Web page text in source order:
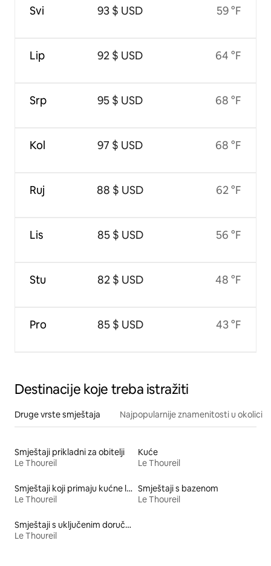
Svi
Lip
Srp
Kol
Ruj
Lis
Stu
Pro
93 $ USD
92 $ USD
95 $ USD
97 $ USD
88 $ USD
85 $ USD
82 $ USD
85 $ USD
59 °F
64 °F
68 °F
68 °F
62 °F
56 °F
48 °F
43 °F
Destinacije koje treba istražiti
Druge vrste smještaja Najpopularnije znamenitosti u okolici
Smještaji prikladni za obitelji
Le Thoureil
Kuće
Le Thoureil
Smještaji koji primaju kućne ljubimce
Le Thoureil
Smještaji s bazenom
Le Thoureil
Smještaji s uključenim doručkom
Le Thoureil